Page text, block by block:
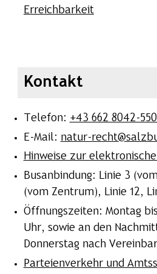
Erreichbarkeit
Kontakt
Telefon: +43 662 8042-
E-Mail: natur-
Hinweise zur
Busanbindung: Linie 3
(vom Zentrum), Linie 12,
Öffnungszeiten: Montag
Uhr, sowie an den
Donnerstag nach
Parteienverkehr und